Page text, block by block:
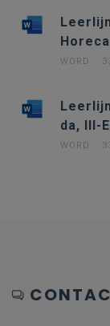
Horeca
WORD
da, III-
WORD